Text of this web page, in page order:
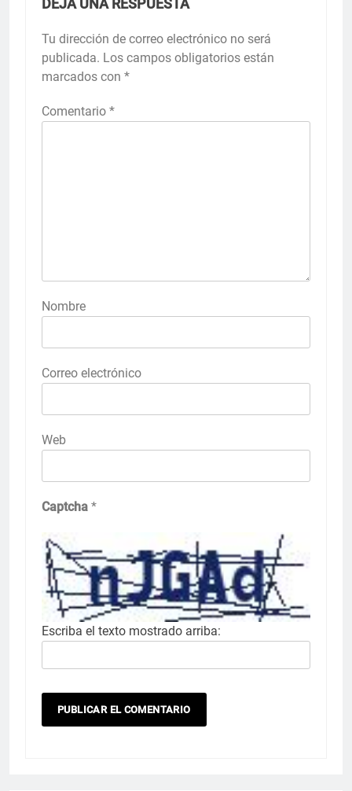
DEJA UNA RESPUESTA
Tu dirección de correo electrónico no será
publicada. Los campos obligatorios están
marcados con *
Comentario *
Nombre
Correo electrónico
Web
Captcha *
Escriba el texto mostrado arriba: